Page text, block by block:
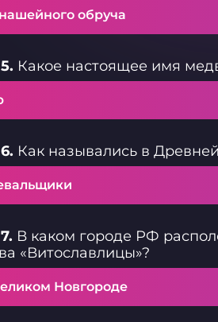
обруча
Какое настоящее имя
Как назывались в
В каком городе РФ
«Витославлицы»?
Новгороде